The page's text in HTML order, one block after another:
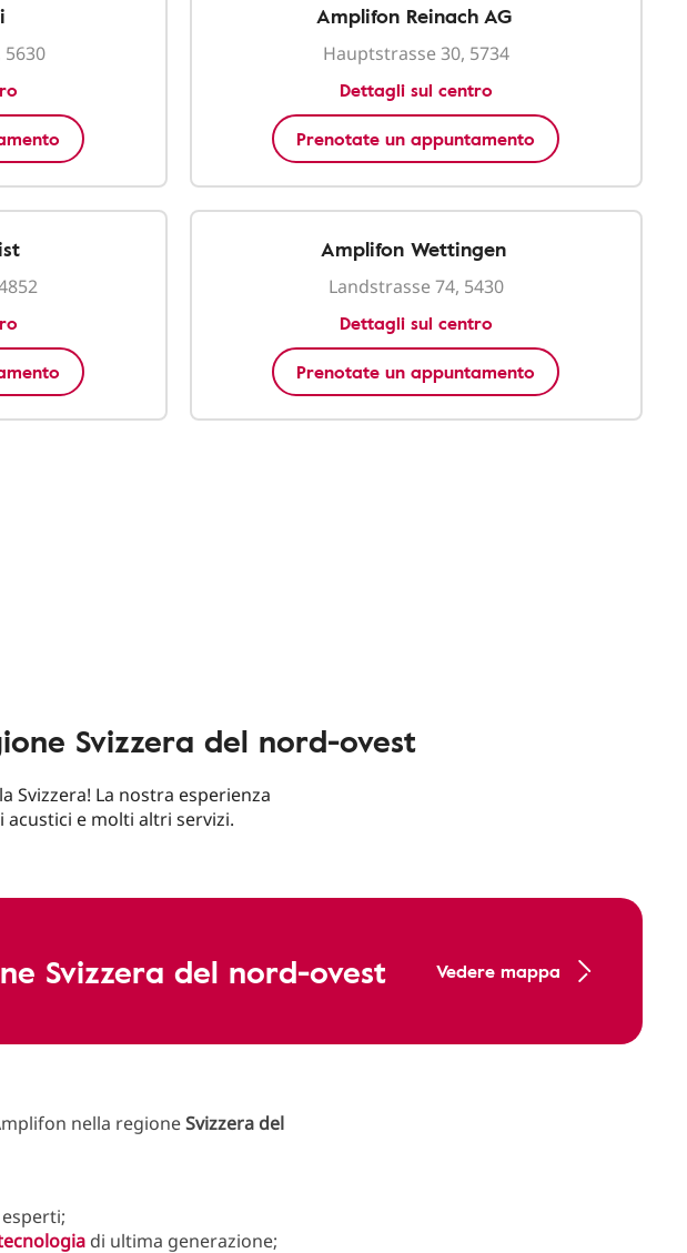
Amplifon Reinach AG
Hauptstrasse 30, 5734
Dettagli sul centro
Prenotate un appuntamento
Amplifon Wettingen
Landstrasse 74, 5430
Dettagli sul centro
Prenotate un appuntamento
Svizzera del nord-ovest
Svizzera! La nostra esperienza
e molti altri servizi.
Svizzera del nord-ovest Vedere mappa
nella regioneSvizzera del
di ultima generazione;